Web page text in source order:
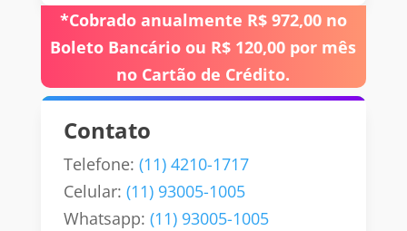
*Cobrado anualmente R$ 972,00 no
Boleto Bancário ou R$ 120,00 por mês
no Cartão de Crédito.
Contato
Telefone: (11) 4210-1717
Celular: (11) 93005-1005
Whatsapp: (11) 93005-1005